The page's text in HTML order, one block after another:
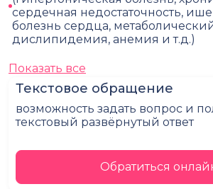
Текстовое обращение
возможность задать вопрос и
текстовый развёрнутый ответ
Обратиться
сердечная недостаточность,
болезнь сердца,
дислипидемия, анемия и т.д.)
Показать все